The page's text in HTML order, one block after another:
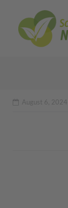
August 6, 2024